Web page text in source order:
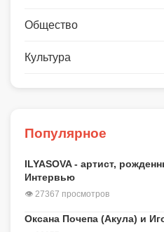
Общество
Культура
Популярное
ILYASOVA - артист,
Интервью
👁 27367 просмотров
Оксана Почепа (Акула) и